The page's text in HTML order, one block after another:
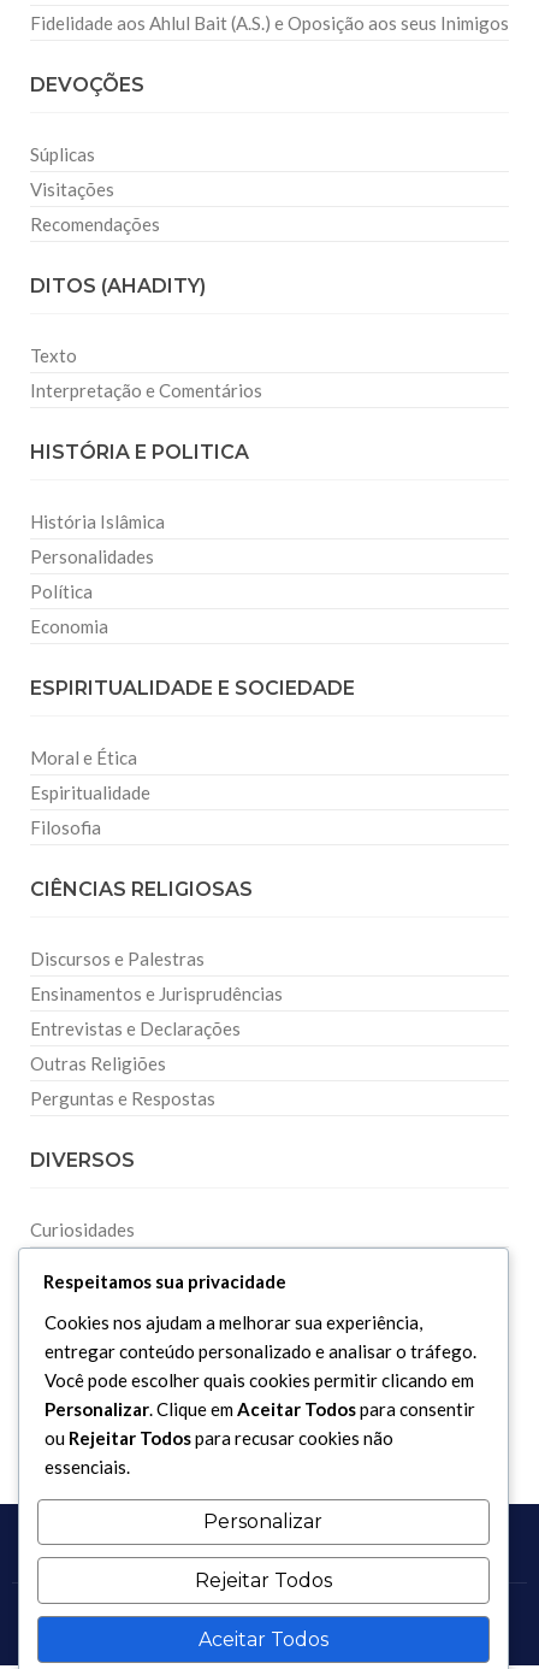
Fidelidade aos Ahlul Bait (A.S.) e Oposição aos seus Inimigos
DEVOÇÕES
Súplicas
Visitações
Recomendações
DITOS (AHADITY)
Texto
Interpretação e Comentários
HISTÓRIA E POLITICA
História Islâmica
Personalidades
Política
Economia
ESPIRITUALIDADE E SOCIEDADE
Moral e Ética
Espiritualidade
Filosofia
CIÊNCIAS RELIGIOSAS
Discursos e Palestras
Ensinamentos e Jurisprudências
Entrevistas e Declarações
Outras Religiões
Perguntas e Respostas
DIVERSOS
Curiosidades
Downloads
Copyright 2017 - 2026 / Todos os direitos reservados.
Respeitamos sua privacidade
Cookies nos ajudam a melhorar sua experiência,
entregar conteúdo personalizado e analisar o tráfego.
Você pode escolher quais cookies permitir clicando em
Personalizar. Clique emAceitar Todospara consentir
ou Rejeitar Todospara recusar cookies não
essenciais.
Personalizar
Rejeitar Todos
Aceitar Todos